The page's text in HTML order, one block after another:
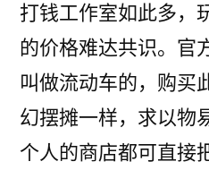
打钱工作室如此多，
的价格难达共识。官
叫做流动车的，购买
幻摆摊一样，求以物
个人的商店都可直接